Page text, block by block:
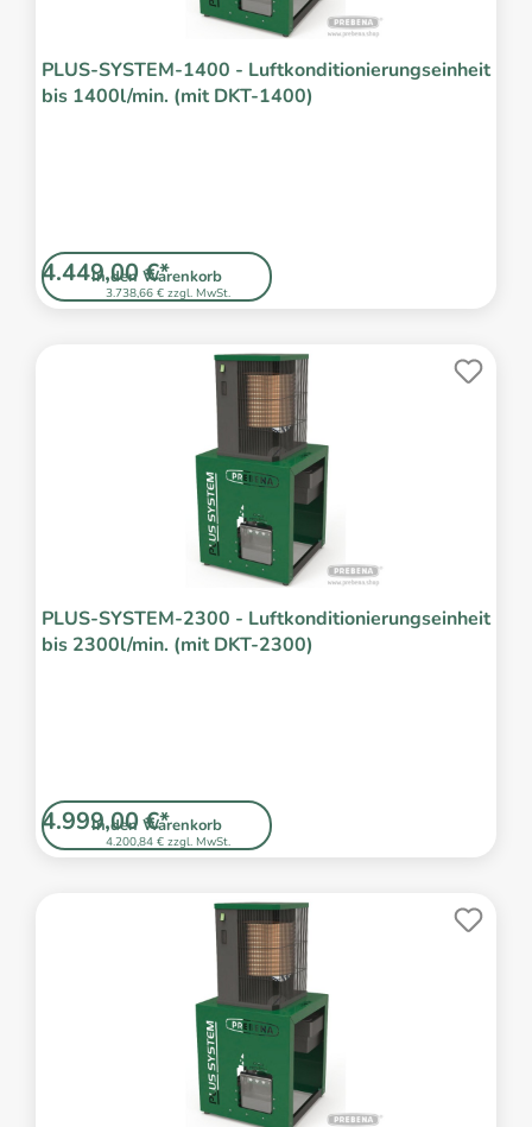
PLUS-SYSTEM-1400 - Luftkonditionierungseinheit
bis 1400l/min. (mit DKT-1400)
In den Warenkorb
3.738,66 € zzgl. MwSt.
4.449,00 €*
PLUS-SYSTEM-2300 - Luftkonditionierungseinheit
bis 2300l/min. (mit DKT-2300)
In den Warenkorb
4.200,84 € zzgl. MwSt.
4.999,00 €*